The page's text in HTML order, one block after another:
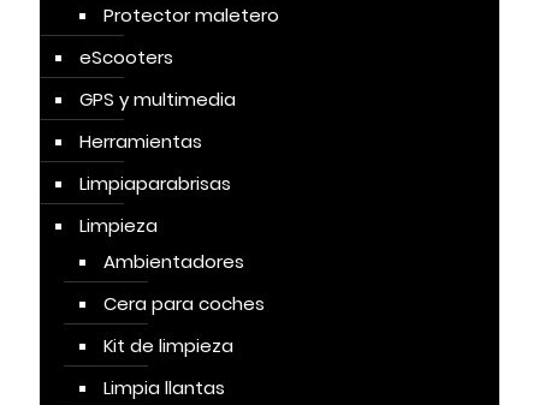
Protector maletero
eScooters
GPS y multimedia
Herramientas
Limpiaparabrisas
Limpieza
Ambientadores
Cera para coches
Kit de limpieza
Limpia llantas